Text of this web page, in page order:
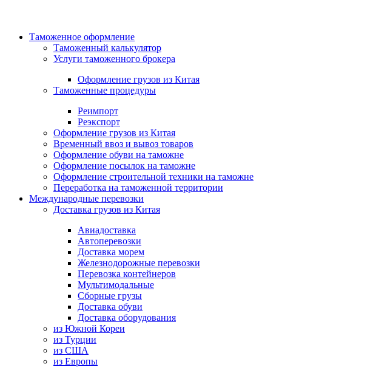
Таможенное оформление
Таможенный калькулятор
Услуги таможенного брокера
Оформление грузов из Китая
Таможенные процедуры
Реимпорт
Реэкспорт
Оформление грузов из Китая
Временный ввоз и вывоз товаров
Оформление обуви на таможне
Оформление посылок на таможне
Оформление строительной техники на таможне
Переработка на таможенной территории
Международные перевозки
Доставка грузов из Китая
Авиадоставка
Автоперевозки
Доставка морем
Железнодорожные перевозки
Перевозка контейнеров
Мультимодальные
Сборные грузы
Доставка обуви
Доставка оборудования
из Южной Кореи
из Турции
из США
из Европы